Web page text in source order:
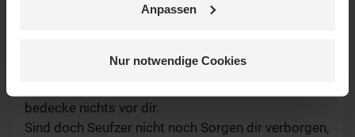
Anpassen
Nur notwendige Cookies
27.11.2022, 10:03 Uhr
Worte, denn es geht mir nicht gut. "All mein
bedecke nichts vor dir.
Sind doch Seufzer nicht noch Sorgen dir verborgen,